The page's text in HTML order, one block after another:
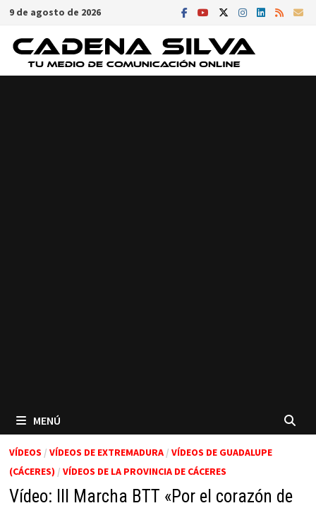
Saltar
contenido
9 de agosto de 2026
MENÚ
VÍDEOS / VÍDEOS DE EXTREMADURA/ VÍDEOS DE GUADALUPE
(CÁCERES) / VÍDEOS DE LA PROVINCIA DE CÁCERES
Vídeo: III Marcha BTT «Por el corazón de